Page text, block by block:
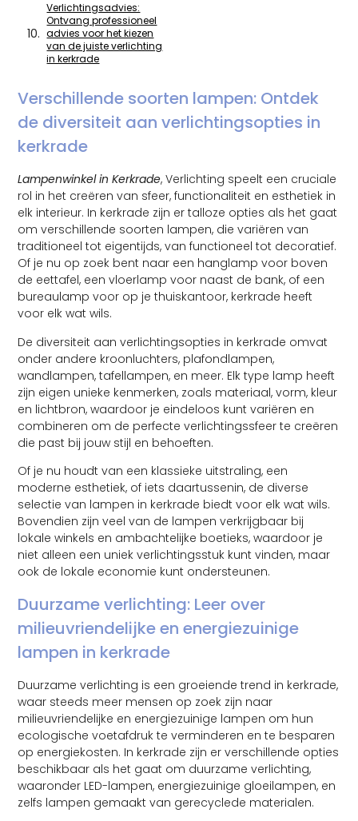
Verlichtingsadvies:
Ontvang professioneel
advies voor het kiezen
van de juiste verlichting
in kerkrade
Verschillende soorten lampen: Ontdek
de diversiteit aan verlichtingsopties in
kerkrade
Lampenwinkel in Kerkrade, Verlichting speelt een cruciale
rol in het creëren van sfeer, functionaliteit en esthetiek in
elk interieur. In kerkrade zijn er talloze opties als het gaat
om verschillende soorten lampen, die variëren van
traditioneel tot eigentijds, van functioneel tot decoratief.
Of je nu op zoek bent naar een hanglamp voor boven
de eettafel, een vloerlamp voor naast de bank, of een
bureaulamp voor op je thuiskantoor, kerkrade heeft
voor elk wat wils.
De diversiteit aan verlichtingsopties in kerkrade omvat
onder andere kroonluchters, plafondlampen,
wandlampen, tafellampen, en meer. Elk type lamp heeft
zijn eigen unieke kenmerken, zoals materiaal, vorm, kleur
en lichtbron, waardoor je eindeloos kunt variëren en
combineren om de perfecte verlichtingssfeer te creëren
die past bij jouw stijl en behoeften.
Of je nu houdt van een klassieke uitstraling, een
moderne esthetiek, of iets daartussenin, de diverse
selectie van lampen in kerkrade biedt voor elk wat wils.
Bovendien zijn veel van de lampen verkrijgbaar bij
lokale winkels en ambachtelijke boetieks, waardoor je
niet alleen een uniek verlichtingsstuk kunt vinden, maar
ook de lokale economie kunt ondersteunen.
Duurzame verlichting: Leer over
milieuvriendelijke en energiezuinige
lampen in kerkrade
Duurzame verlichting is een groeiende trend in kerkrade,
waar steeds meer mensen op zoek zijn naar
milieuvriendelijke en energiezuinige lampen om hun
ecologische voetafdruk te verminderen en te besparen
op energiekosten. In kerkrade zijn er verschillende opties
beschikbaar als het gaat om duurzame verlichting,
waaronder LED-lampen, energiezuinige gloeilampen, en
zelfs lampen gemaakt van gerecyclede materialen.